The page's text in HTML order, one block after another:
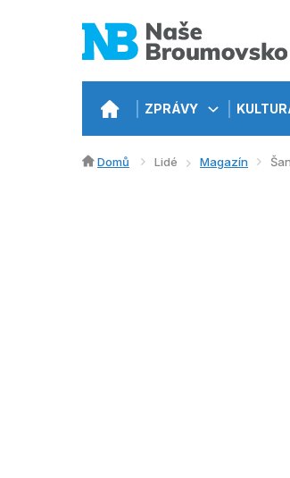
Domů Lidé Magazín
ZPRÁVY